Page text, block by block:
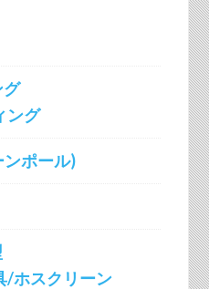
グ
ング
ンポール)
/ホスクリーン